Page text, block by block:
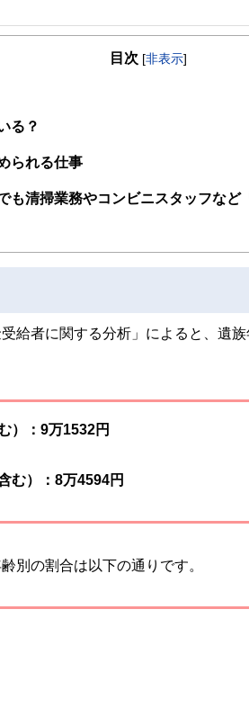
関する記事を、日々の暮らしにどのような影
わることで、読者目線のコンテンツを追求してい
ャルプランナー、弁護士、税理士、宅地建物取
政書士、投資アナリスト、キャリアコンサルタ
な情報発信を実現しています。
目次 [非表示]
る？
られる仕事
も清掃業務やコンビニスタッフな
給者に関する分析」によると、遺
）：9万1532円
む）：8万4594円
別の割合は以下の通りです。